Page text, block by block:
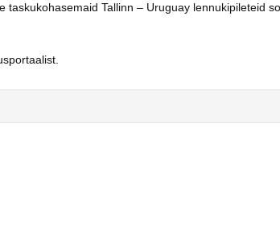
Tallinn – Uruguay lennukipileteid